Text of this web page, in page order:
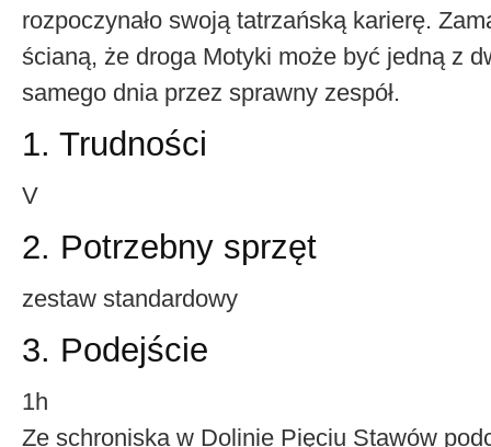
rozpoczynało swoją tatrzańską karierę.
ścianą, że droga Motyki może być jedną z
samego dnia przez sprawny zespół.
1. Trudności
V
2. Potrzebny sprzęt
zestaw standardowy
3. Podejście
1h
Ze schroniska w Dolinie Pięciu Stawów